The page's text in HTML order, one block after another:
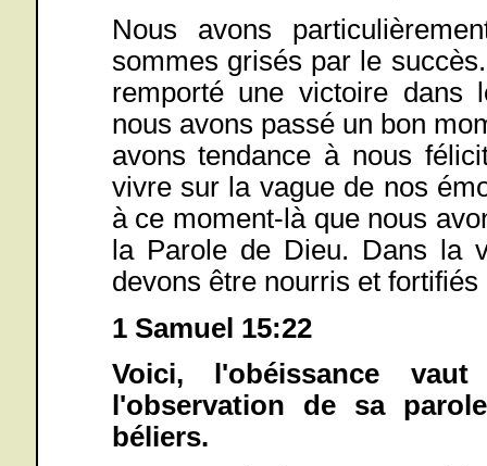
Nous avons
sommes grisés par le
remporté une victoire
nous avons passé un bon
avons tendance à nous
vivre sur la vague de nos
à ce moment-là que nous
la Parole de Dieu. Dans la
devons être nourris et fortifiés
1 Samuel 15:22
Voici, l'obéissance
l'observation de sa
béliers.